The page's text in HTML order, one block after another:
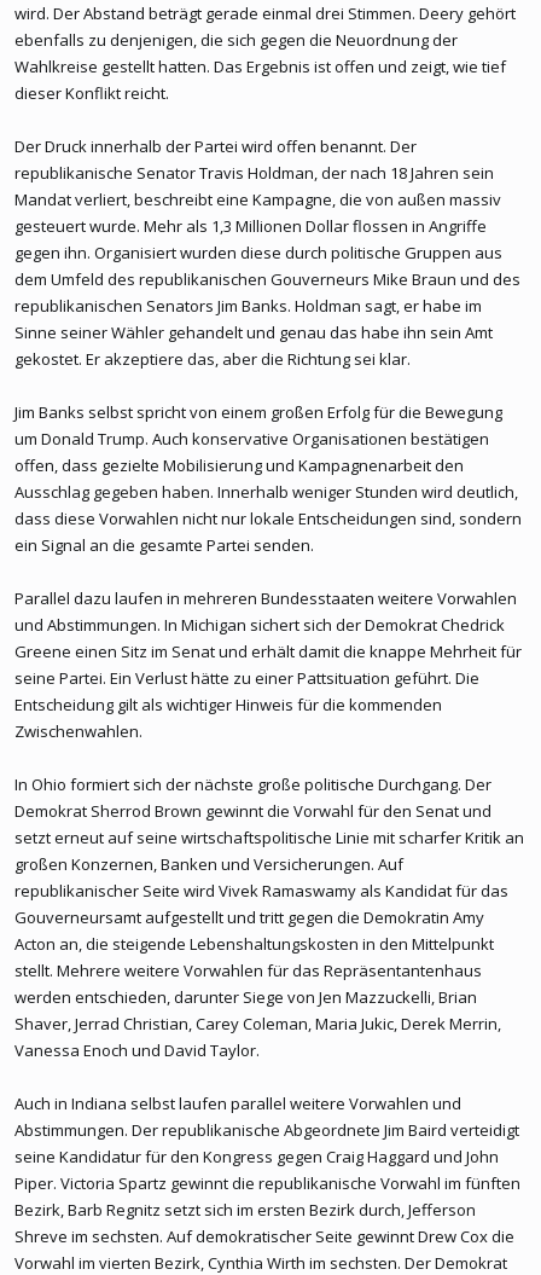
wird. Der Abstand beträgt gerade einmal drei Stimmen. Deery gehört
ebenfalls zu denjenigen, die sich gegen die Neuordnung der
Wahlkreise gestellt hatten. Das Ergebnis ist offen und zeigt, wie tief
dieser Konflikt reicht.
Der Druck innerhalb der Partei wird offen benannt. Der
republikanische Senator Travis Holdman, der nach 18 Jahren sein
Mandat verliert, beschreibt eine Kampagne, die von außen massiv
gesteuert wurde. Mehr als 1,3 Millionen Dollar flossen in Angriffe
gegen ihn. Organisiert wurden diese durch politische Gruppen aus
dem Umfeld des republikanischen Gouverneurs Mike Braun und des
republikanischen Senators Jim Banks. Holdman sagt, er habe im
Sinne seiner Wähler gehandelt und genau das habe ihn sein Amt
gekostet. Er akzeptiere das, aber die Richtung sei klar.
Jim Banks selbst spricht von einem großen Erfolg für die Bewegung
um Donald Trump. Auch konservative Organisationen bestätigen
offen, dass gezielte Mobilisierung und Kampagnenarbeit den
Ausschlag gegeben haben. Innerhalb weniger Stunden wird deutlich,
dass diese Vorwahlen nicht nur lokale Entscheidungen sind, sondern
ein Signal an die gesamte Partei senden.
Parallel dazu laufen in mehreren Bundesstaaten weitere Vorwahlen
und Abstimmungen. In Michigan sichert sich der Demokrat Chedrick
Greene einen Sitz im Senat und erhält damit die knappe Mehrheit für
seine Partei. Ein Verlust hätte zu einer Pattsituation geführt. Die
Entscheidung gilt als wichtiger Hinweis für die kommenden
Zwischenwahlen.
In Ohio formiert sich der nächste große politische Durchgang. Der
Demokrat Sherrod Brown gewinnt die Vorwahl für den Senat und
setzt erneut auf seine wirtschaftspolitische Linie mit scharfer Kritik an
großen Konzernen, Banken und Versicherungen. Auf
republikanischer Seite wird Vivek Ramaswamy als Kandidat für das
Gouverneursamt aufgestellt und tritt gegen die Demokratin Amy
Acton an, die steigende Lebenshaltungskosten in den Mittelpunkt
stellt. Mehrere weitere Vorwahlen für das Repräsentantenhaus
werden entschieden, darunter Siege von Jen Mazzuckelli, Brian
Shaver, Jerrad Christian, Carey Coleman, Maria Jukic, Derek Merrin,
Vanessa Enoch und David Taylor.
Auch in Indiana selbst laufen parallel weitere Vorwahlen und
Abstimmungen. Der republikanische Abgeordnete Jim Baird verteidigt
seine Kandidatur für den Kongress gegen Craig Haggard und John
Piper. Victoria Spartz gewinnt die republikanische Vorwahl im fünften
Bezirk, Barb Regnitz setzt sich im ersten Bezirk durch, Jefferson
Shreve im sechsten. Auf demokratischer Seite gewinnt Drew Cox die
Vorwahl im vierten Bezirk, Cynthia Wirth im sechsten. Der Demokrat